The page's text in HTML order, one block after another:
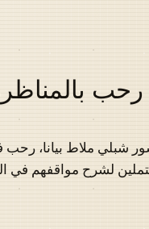
شبلي ملاط بيانا، رحب
لشرح مواقفهم في